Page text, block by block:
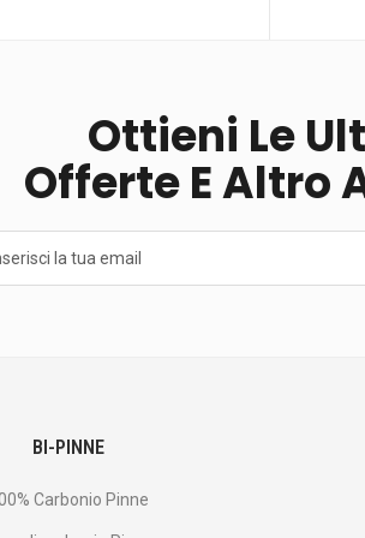
Ottieni Le
Offerte E Altro
BI-PINNE
Carbonio Pinne